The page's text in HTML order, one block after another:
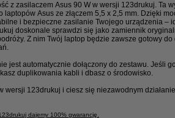
z zasilaczem Asus 90 W w wersji 123drukuj. Ta
Asus ze złączem 5,5 x 2,5 mm. Dzięki
i bezpieczne zasilanie Twojego urządzenia –
doskonale sprawdzi się jako zamiennik
Z nim Twój laptop będzie zawsze gotowy do
jest automatycznie dołączony do zestawu. Jeśli
duplikowania kabli i dbasz o środowisko.
wersji 123drukuj i ciesz się niezawodnym
dajemy 100% gwarancję.